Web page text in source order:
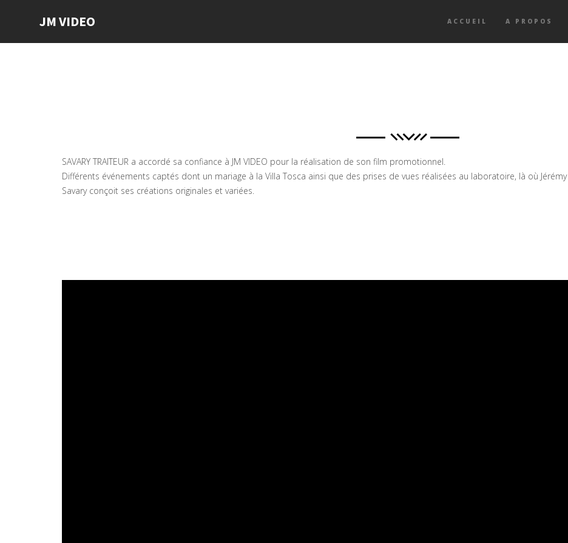
JM VIDEO ACCUEIL A PROPOS
SAVARY TRAITEUR a accordé sa confiance à JM VIDEO pour la réalisation de son film promotionnel.
Différents événements captés dont un mariage à la Villa Tosca ainsi que des prises de vues réalisées au laboratoire, là où Jérémy
Savary conçoit ses créations originales et variées.